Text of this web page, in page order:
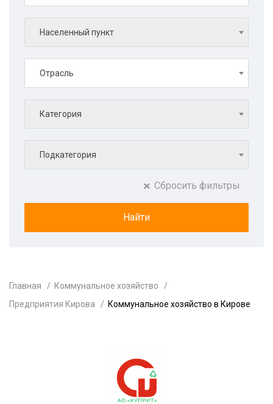
Населенный пункт
Отрасль
Категория
Подкатегория
Сбросить фильтры
Главная
Коммунальное хозяйство
Предприятия Кирова
Коммунальное хозяйство в Кирове